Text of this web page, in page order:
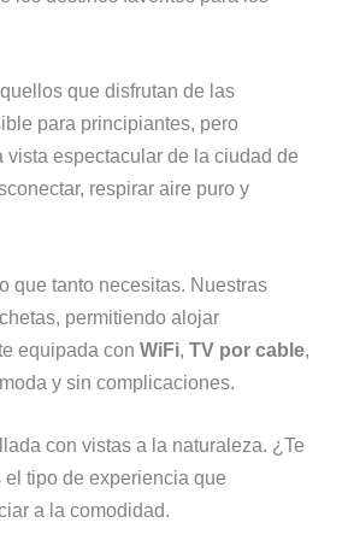
que disfrutan de las
para principiantes, pero
espectacular de la ciudad de
respirar aire puro y
que tanto necesitas. Nuestras
permitiendo alojar
equipada con WiFi, TV por cable,
y sin complicaciones.
con vistas a la naturaleza. ¿Te
tipo de experiencia que
a la comodidad.